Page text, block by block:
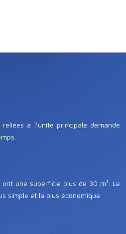
à l’unité principale demande
une superficie plus de 30 m². Le
simple et la plus économique.